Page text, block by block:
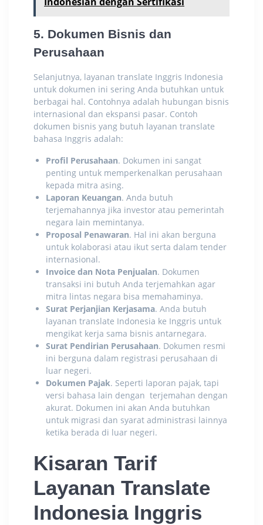
5. Dokumen Bisnis dan
Perusahaan
Selanjutnya, layanan translate Inggris Indonesia
untuk dokumen ini sering Anda butuhkan untuk
berbagai hal. Contohnya adalah hubungan bisnis
internasional dan ekspansi pasar. Contoh
dokumen bisnis yang butuh layanan translate
bahasa Inggris adalah:
Profil Perusahaan. Dokumen ini sangat
penting untuk memperkenalkan perusahaan
kepada mitra asing.
Laporan Keuangan. Anda butuh
terjemahannya jika investor atau pemerintah
negara lain memintanya.
Proposal Penawaran. Hal ini akan berguna
untuk kolaborasi atau ikut serta dalam tender
internasional.
Invoice dan Nota Penjualan. Dokumen
transaksi ini butuh Anda terjemahkan agar
mitra lintas negara bisa memahaminya.
Surat Perjanjian Kerjasama. Anda butuh
layanan translate Indonesia ke Inggris untuk
mengikat kerja sama bisnis antarnegara.
Surat Pendirian Perusahaan. Dokumen resmi
ini berguna dalam registrasi perusahaan di
luar negeri.
Dokumen Pajak. Seperti laporan pajak, tapi
versi bahasa lain dengan terjemahan dengan
akurat. Dokumen ini akan Anda butuhkan
untuk migrasi dan syarat administrasi lainnya
ketika berada di luar negeri.
Kisaran Tarif
Layanan Translate
Indonesia Inggris